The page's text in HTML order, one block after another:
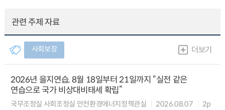
관련 주제 자료
사회보장 더보기
2026년 을지연습, 8월 18일부터 21일까지 “실전 같은
연습으로 국가 비상대비태세 확립”
국무조정실 사회조정실 안전환경에너지정책관실 2026.08.07 2p